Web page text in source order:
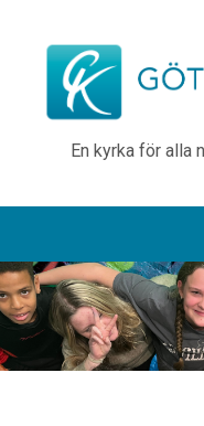
En kyrka för alla